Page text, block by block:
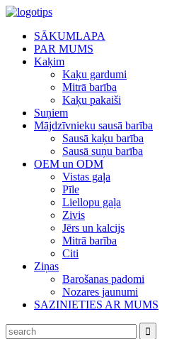
SĀKUMLAPA
PAR MUMS
Kaķim
Kaķu gardumi
Mitrā barība
Kaķu pakaiši
Suņiem
Mājdzīvnieku sausā barība
Sausā kaķu barība
Sausā suņu barība
OEM un ODM
Vistas gaļa
Pīle
Liellopu gaļa
Zivis
Jērs un kalcijs
Mitrā barība
Citi
Ziņas
Barošanas padomi
Nozares jaunumi
SAZINIETIES AR MUMS